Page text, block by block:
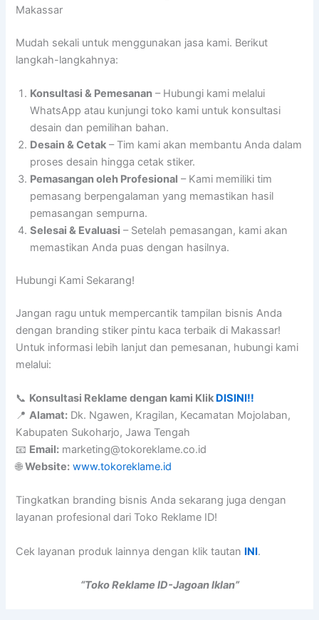
Makassar
Mudah sekali untuk menggunakan jasa kami. Berikut
langkah-langkahnya:
Konsultasi & Pemesanan – Hubungi kami melalui
WhatsApp atau kunjungi toko kami untuk konsultasi
desain dan pemilihan bahan.
Desain & Cetak – Tim kami akan membantu Anda dalam
proses desain hingga cetak stiker.
Pemasangan oleh Profesional – Kami memiliki tim
pemasang berpengalaman yang memastikan hasil
pemasangan sempurna.
Selesai & Evaluasi – Setelah pemasangan, kami akan
memastikan Anda puas dengan hasilnya.
Hubungi Kami Sekarang!
Jangan ragu untuk mempercantik tampilan bisnis Anda
dengan branding stiker pintu kaca terbaik di Makassar!
Untuk informasi lebih lanjut dan pemesanan, hubungi kami
melalui:
📞 Konsultasi Reklame dengan kami Klik DISINI!!
📍Alamat: Dk. Ngawen, Kragilan, Kecamatan Mojolaban,
Kabupaten Sukoharjo, Jawa Tengah
📧 Email: marketing@tokoreklame.co.id
🌐Website: www.tokoreklame.id
Tingkatkan branding bisnis Anda sekarang juga dengan
layanan profesional dari Toko Reklame ID!
Cek layanan produk lainnya dengan klik tautan INI.
“Toko Reklame ID-Jagoan Iklan”